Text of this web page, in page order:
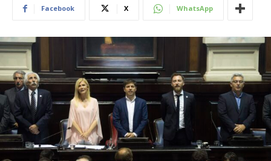
Facebook X WhatsApp